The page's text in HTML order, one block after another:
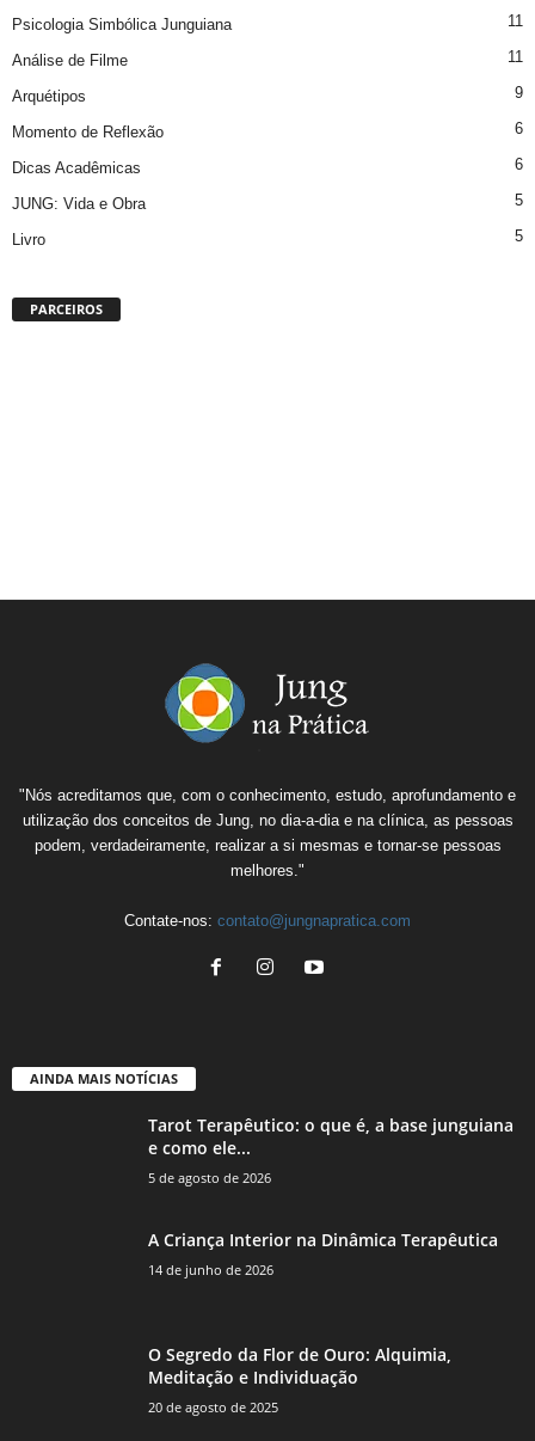
Psicologia Simbólica Junguiana 11
Análise de Filme 11
Arquétipos 9
Momento de Reflexão 6
Dicas Acadêmicas 6
JUNG: Vida e Obra 5
Livro 5
PARCEIROS
"Nós acreditamos que, com o conhecimento, estudo, aprofundamento e
utilização dos conceitos de Jung, no dia-a-dia e na clínica, as pessoas
podem, verdadeiramente, realizar a si mesmas e tornar-se pessoas
melhores."
Contate-nos: contato@jungnapratica.com
AINDA MAIS NOTÍCIAS
Tarot Terapêutico: o que é, a base junguiana
e como ele...
5 de agosto de 2026
A Criança Interior na Dinâmica Terapêutica
14 de junho de 2026
O Segredo da Flor de Ouro: Alquimia,
Meditação e Individuação
20 de agosto de 2025